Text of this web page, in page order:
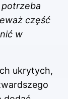
część
w
ukrytych,